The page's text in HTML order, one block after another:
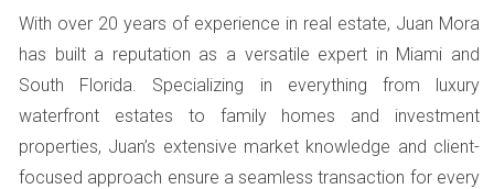
Brickell es otra área notable. Con su skyline
impresionante, muchos profesionales eligen vivir aquí
por su cercanía al trabajo y a lugares de entretenimiento.
Hay restaurantes de alta gama y un ambiente
cosmopolita.
With over 20 years of experience in real estate, Juan Mora
has built a reputation as a versatile expert in Miami and
South Florida. Specializing in everything from luxury
waterfront estates to family homes and investment
properties, Juan’s extensive market knowledge and client-
focused approach ensure a seamless transaction for every